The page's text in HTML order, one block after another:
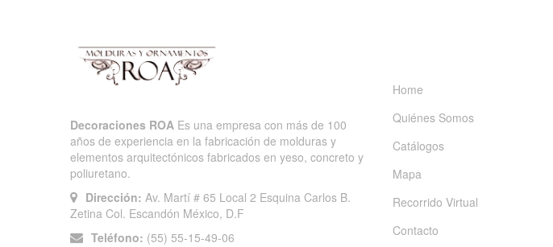
Decoraciones ROA Es una empresa con más de 100
años de experiencia en la fabricación de molduras y
elementos arquitectónicos fabricados en yeso, concreto y
poliuretano.
Dirección: Av. Martí # 65 Local 2 Esquina Carlos B.
Zetina Col. Escandón México, D.F
Teléfono: (55) 55-15-49-06
Home
Quiénes Somos
Catálogos
Mapa
Recorrido Virtual
Contacto